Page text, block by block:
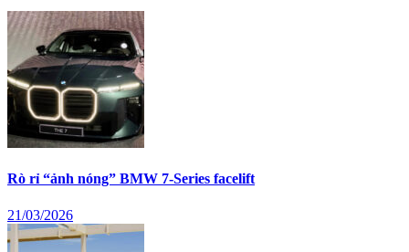
Rò rỉ “ảnh nóng” BMW 7-Series facelift
21/03/2026